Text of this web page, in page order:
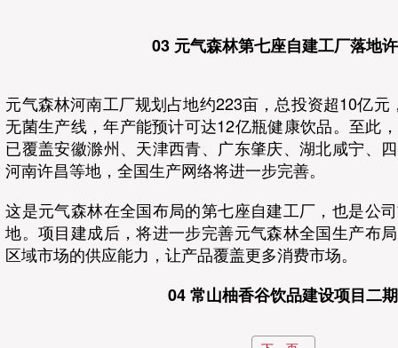
03 元气森林第七座自建工厂落地
元气森林河南工厂规划占地约223亩，总投资超10亿元
无菌生产线，年产能预计可达12亿瓶健康饮品。至此
已覆盖安徽滁州、天津西青、广东肇庆、湖北咸宁、
河南许昌等地，全国生产网络将进一步完善。
这是元气森林在全国布局的第七座自建工厂，也是公
地。项目建成后，将进一步完善元气森林全国生产布
区域市场的供应能力，让产品覆盖更多消费市场。
04 常山柚香谷饮品建设项目二期